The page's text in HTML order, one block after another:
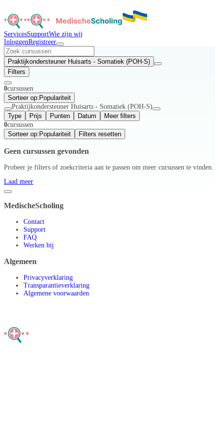
ServicesSupportWie zijn wij
InloggenRegistreer
Praktijkondersteuner Huisarts - Somatiek (POH-S)
Filters
0cursussen
Sorteer op: Populariteit
Praktijkondersteuner Huisarts - Somatiek (POH-S)
Type
Prijs Punten Datum
Meer filters
0cursussen
Sorteer op: Populariteit Filters resetten
Geen cursussen gevonden
Probeer je filters of zoekcriteria aan te passen om meer cursussen te vinden.
Laad meer
MedischeScholing
Contact
Support
FAQ
Werken bij
Algemeen
Privacyverklaring
Transparantieverklaring
Algemene voorwaarden